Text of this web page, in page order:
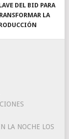
DEL BID PARA
LA
LA NOCHE LOS